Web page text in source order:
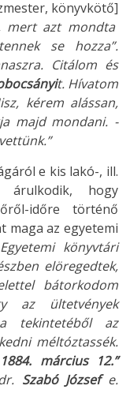
könyvkötő]
mert azt mondta
se hozza”.
Citálom és
t. Hívatom
kérem alássan,
majd mondani. -
e kis lakó-, ill.
árulkodik, hogy
időre történő
maga az egyetemi
könyvtári
elöregedtek,
bátorkodom
az ültetvények
tekintetéből az
méltóztassék.
1884. március 12.”
Szabó Józsefe.